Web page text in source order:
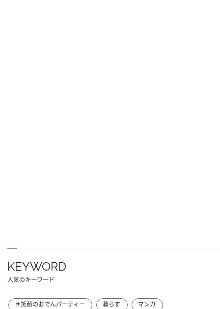
KEYWORD
人気のキーワード
＃笑顔のおでんパーティー 暮らす マンガ